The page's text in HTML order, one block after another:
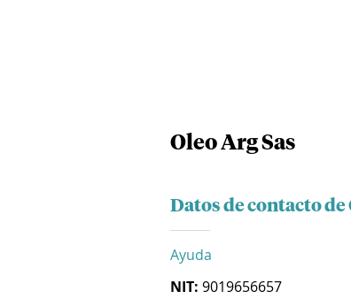
Oleo Arg Sas
Datos de contacto de
Ayuda
NIT: 9019656657